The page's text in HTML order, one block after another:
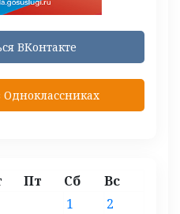
ВКонтакте
Одноклассниках
Пт Сб Вс
1
2